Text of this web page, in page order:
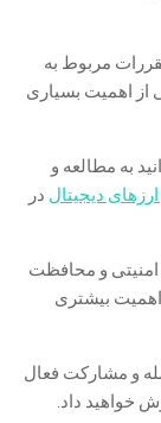
مربوط به
از اهمیت بسیاری
به مطالعه و
دیجیتال در
امنیتی و محافظت
بیشتری
و مشارکت فعال
خواهید داد.